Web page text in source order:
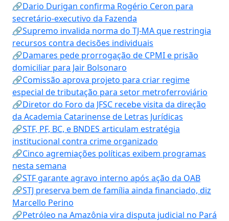
🔗Dario Durigan confirma Rogério Ceron para
secretário-executivo da Fazenda
🔗Supremo invalida norma do TJ-MA que restringia
recursos contra decisões individuais
🔗Damares pede prorrogação de CPMI e prisão
domiciliar para Jair Bolsonaro
🔗Comissão aprova projeto para criar regime
especial de tributação para setor metroferroviário
🔗Diretor do Foro da JFSC recebe visita da direção
da Academia Catarinense de Letras Jurídicas
🔗STF, PF, BC, e BNDES articulam estratégia
institucional contra crime organizado
🔗Cinco agremiações políticas exibem programas
nesta semana
🔗STF garante agravo interno após ação da OAB
🔗STJ preserva bem de família ainda financiado, diz
Marcello Perino
🔗Petróleo na Amazônia vira disputa judicial no Pará